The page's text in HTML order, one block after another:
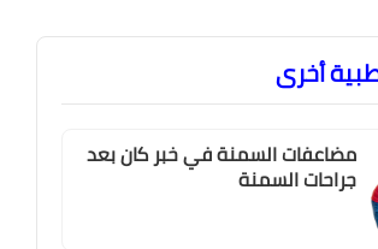
أخرى
مضاعفات السمنة في خبر كان بعد
جراحات السمنة